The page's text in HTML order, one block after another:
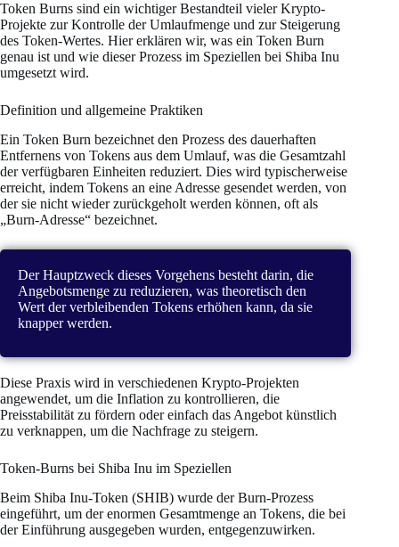
Token Burns sind ein wichtiger Bestandteil vieler Krypto-
Projekte zur Kontrolle der Umlaufmenge und zur Steigerung
des Token-Wertes. Hier erklären wir, was ein Token Burn
genau ist und wie dieser Prozess im Speziellen bei Shiba Inu
umgesetzt wird.
Definition und allgemeine Praktiken
Ein Token Burn bezeichnet den Prozess des dauerhaften
Entfernens von Tokens aus dem Umlauf, was die Gesamtzahl
der verfügbaren Einheiten reduziert. Dies wird typischerweise
erreicht, indem Tokens an eine Adresse gesendet werden, von
der sie nicht wieder zurückgeholt werden können, oft als
„Burn-Adresse“ bezeichnet.
Der Hauptzweck dieses Vorgehens besteht darin, die
Angebotsmenge zu reduzieren, was theoretisch den
Wert der verbleibenden Tokens erhöhen kann, da sie
knapper werden.
Diese Praxis wird in verschiedenen Krypto-Projekten
angewendet, um die Inflation zu kontrollieren, die
Preisstabilität zu fördern oder einfach das Angebot künstlich
zu verknappen, um die Nachfrage zu steigern​.
Token-Burns bei Shiba Inu im Speziellen
Beim Shiba Inu-Token (SHIB) wurde der Burn-Prozess
eingeführt, um der enormen Gesamtmenge an Tokens, die bei
der Einführung ausgegeben wurden, entgegenzuwirken.